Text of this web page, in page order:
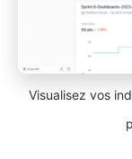
Visualisez vos